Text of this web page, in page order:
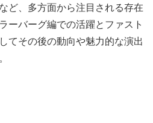
ど、多方面から注目される存在
ーバーグ編での活躍とファスト
てその後の動向や魅力的な演出